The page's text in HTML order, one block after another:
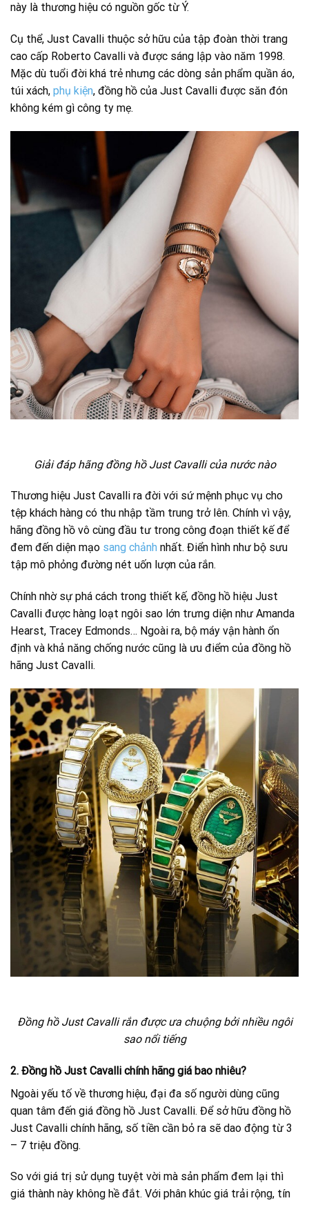
này là thương hiệu có nguồn gốc từ Ý.
Cụ thể, Just Cavalli thuộc sở hữu của tập đoàn thời trang
cao cấp Roberto Cavalli và được sáng lập vào năm 1998.
Mặc dù tuổi đời khá trẻ nhưng các dòng sản phẩm quần áo,
túi xách, phụ kiện, đồng hồ của Just Cavalli được săn đón
không kém gì công ty mẹ.
Giải đáp hãng đồng hồ Just Cavalli của nước nào
Thương hiệu Just Cavalli ra đời với sứ mệnh phục vụ cho
tệp khách hàng có thu nhập tầm trung trở lên. Chính vì vậy,
hãng đồng hồ vô cùng đầu tư trong công đoạn thiết kế để
đem đến diện mạo sang chảnh nhất. Điển hình như bộ sưu
tập mô phỏng đường nét uốn lượn của rắn.
Chính nhờ sự phá cách trong thiết kế, đồng hồ hiệu Just
Cavalli được hàng loạt ngôi sao lớn trưng diện như Amanda
Hearst, Tracey Edmonds… Ngoài ra, bộ máy vận hành ổn
định và khả năng chống nước cũng là ưu điểm của đồng hồ
hãng Just Cavalli.
Đồng hồ Just Cavalli rắn được ưa chuộng bởi nhiều ngôi
sao nổi tiếng
2. Đồng hồ Just Cavalli chính hãng giá bao nhiêu?
Ngoài yếu tố về thương hiệu, đại đa số người dùng cũng
quan tâm đến giá đồng hồ Just Cavalli. Để sở hữu đồng hồ
Just Cavalli chính hãng, số tiền cần bỏ ra sẽ dao động từ 3
– 7 triệu đồng.
So với giá trị sử dụng tuyệt vời mà sản phẩm đem lại thì
giá thành này không hề đắt. Với phân khúc giá trải rộng, tín